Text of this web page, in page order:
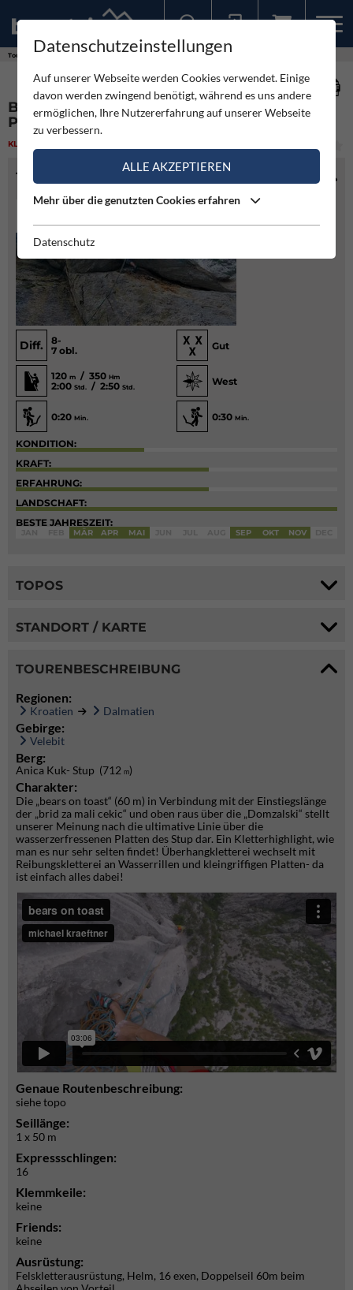
Touren Bears on toast - Anica Kuk Stup - Paklenica
BEARS ON TOAST - ANICA KUK STUP -
PAKLENICA
KLETTERN
TOURENINFO
Diff.
8-
7 obl.
Gut
120 m / 350 Hm
2:00 Std. / 2:50 Std.
West
0:20 Min. 0:30 Min.
KONDITION:
KRAFT:
ERFAHRUNG:
LANDSCHAFT:
BESTE JAHRESZEIT:
MÄR APR MAI SEP OKT NOV
TOPOS
STANDORT / KARTE
TOURENBESCHREIBUNG
Regionen:
Kroatien Dalmatien
Gebirge:
Velebit
Berg:
Anica Kuk- Stup (712 m)
Charakter:
Die „bears on toast“ (60 m) in Verbindung mit der Einstiegslänge
der „brid za mali cekic“ und oben raus über die „Domzalski“ stellt
unserer Meinung nach die ultimative Linie über die
wasserzerfressenen Platten des Stup dar. Ein Kletterhighlight, wie
man es nur sehr selten findet! Überhangkletterei wechselt mit
Reibungskletterei an Wasserrillen und kleingriffigen Platten- da
ist einfach alles dabei!
Genaue Routenbeschreibung:
siehe topo
Seillänge:
1 x 50 m
Expressschlingen:
16
Klemmkeile:
keine
Friends:
keine
Ausrüstung:
Felskletterausrüstung, Helm, 16 exen, Doppelseil 60m beim
Datenschutzeinstellungen
Auf unserer Webseite werden Cookies verwendet. Einige
davon werden zwingend benötigt, während es uns andere
ermöglichen, Ihre Nutzererfahrung auf unserer Webseite
zu verbessern.
ALLE AKZEPTIEREN
Mehr über die genutzten Cookies erfahren
Datenschutz